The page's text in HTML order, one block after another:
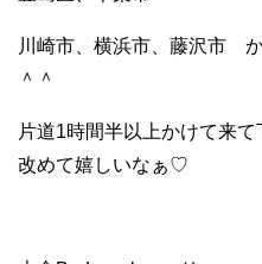
川崎市、横浜市、藤沢市
＾＾
片道1時間半以上かけて来
改めて嬉しいなぁ♡